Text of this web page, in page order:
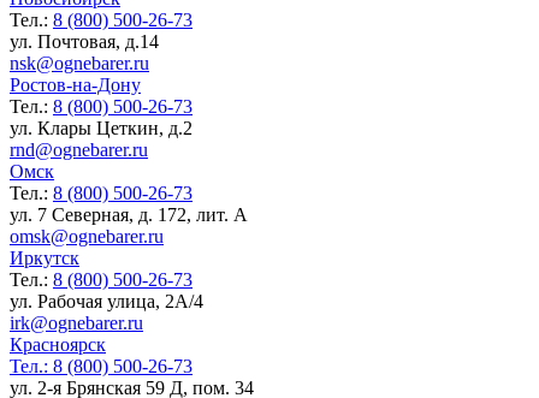
Тел.: 8 (800) 500-26-73
ул. Почтовая, д.14
nsk@ognebarer.ru
Ростов-на-Дону
Тел.: 8 (800) 500-26-73
ул. Клары Цеткин, д.2
rnd@ognebarer.ru
Омск
Тел.: 8 (800) 500-26-73
ул. 7 Северная, д. 172, лит. А
omsk@ognebarer.ru
Иркутск
Тел.: 8 (800) 500-26-73
ул. Рабочая улица, 2А/4
irk@ognebarer.ru
Красноярск
Тел.: 8 (800) 500-26-73
ул. 2-я Брянская 59 Д, пом. 34